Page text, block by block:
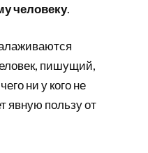
человеку.
пишущий,
ни у кого не
явную пользу от